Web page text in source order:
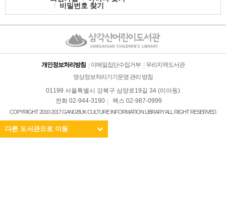
비밀번호 찾기
개인정보처리방침 이메일집단수집거부
우리지역도서관
영상정보처리기기운영 관리 방침
01199 서울특별시 강북구 삼양로19길 34 (미아동)
전화 02-944-3190
팩스 02-987-0999
COPYRIGHT 2010-2017 GANGBUK CULTURE INFORMATION LIBRARY ALL RIGHT RESERVED.